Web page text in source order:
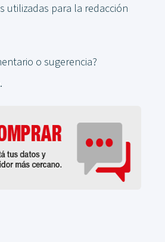
utilizadas para la redacción
o sugerencia?